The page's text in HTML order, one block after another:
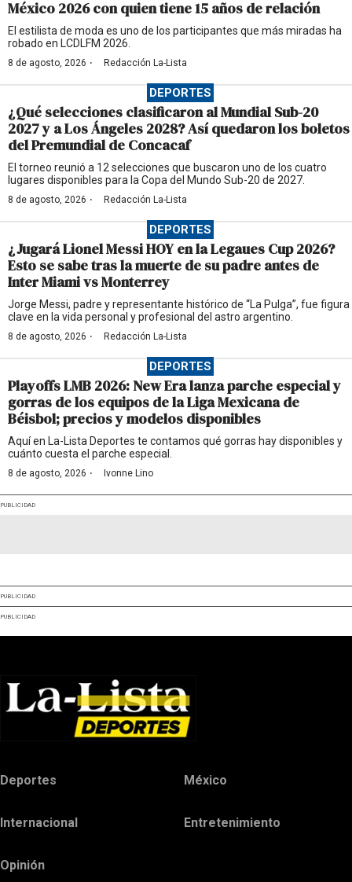
México 2026 con quien tiene 15 años de relación
El estilista de moda es uno de los participantes que más miradas ha
robado en LCDLFM 2026.
8 de agosto, 2026 · Redacción La-Lista
DEPORTES
¿Qué selecciones clasificaron al Mundial Sub-20
2027 y a Los Ángeles 2028? Así quedaron los boletos
del Premundial de Concacaf
El torneo reunió a 12 selecciones que buscaron uno de los cuatro
lugares disponibles para la Copa del Mundo Sub-20 de 2027.
8 de agosto, 2026 · Redacción La-Lista
DEPORTES
¿Jugará Lionel Messi HOY en la Legaues Cup 2026?
Esto se sabe tras la muerte de su padre antes de
Inter Miami vs Monterrey
Jorge Messi, padre y representante histórico de “La Pulga”, fue figura
clave en la vida personal y profesional del astro argentino.
8 de agosto, 2026 · Redacción La-Lista
DEPORTES
Playoffs LMB 2026: New Era lanza parche especial y
gorras de los equipos de la Liga Mexicana de
Béisbol; precios y modelos disponibles
Aquí en La-Lista Deportes te contamos qué gorras hay disponibles y
cuánto cuesta el parche especial.
8 de agosto, 2026 · Ivonne Lino
PUBLICIDAD
PUBLICIDAD
PUBLICIDAD
Deportes México
Internacional Entretenimiento
Opinión